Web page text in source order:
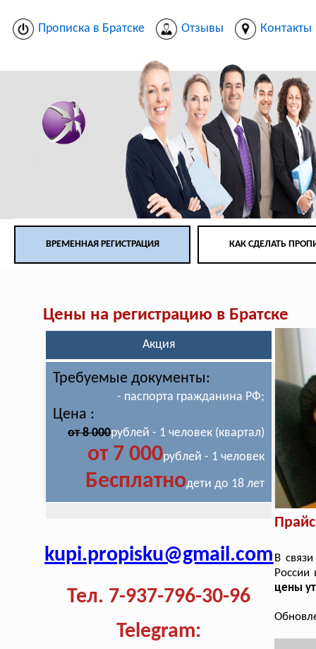
Прописка в Братске Отзывы Контакты
ВРЕМЕННАЯ РЕГИСТРАЦИЯ КАК СДЕЛАТЬ
Цены на регистрацию в Братске
Акция
Требуемые документы:
- паспорта гражданина РФ;
Цена :
от 8 000рублей - 1 человек (квартал)
от 7 000рублей - 1 человек
Бесплатнодети до 18 лет
kupi.propisku@gmail.com
Тел. 7-937-796-30-96
Telegram:
В
цены